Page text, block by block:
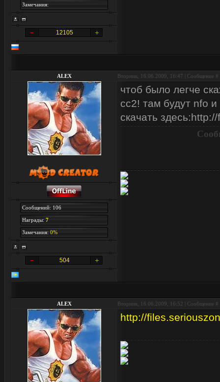
Замечания:
12105
ALEX Вторник, 16.06.2009, 16:47 | Сообщение #
Сообщений: 106
Награды: 7
Замечания: 0%
504
чтоб было легче
сс2! там будут nfo
скачать
ALEX Вторник, 16.06.2009, 16:52 | Сообщение #
http://